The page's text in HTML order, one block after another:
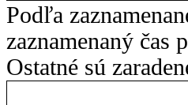
Podľa
zaznamenaný čas
Ostatné sú